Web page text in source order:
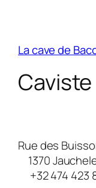
La cave de
Rue des
1370
+32 474 423